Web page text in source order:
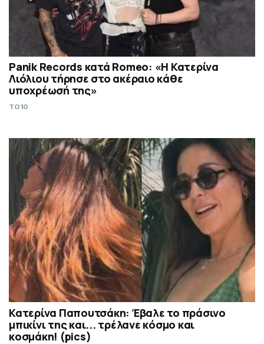
Panik Records κατά Romeo: «Η Κατερίνα
Λιόλιου τήρησε στο ακέραιο κάθε
υποχρέωσή της»
TO10
Κατερίνα Παπουτσάκη: Έβαλε το πράσινο
μπικίνι της και... τρέλανε κόσμο και
κοσμάκη! (pics)